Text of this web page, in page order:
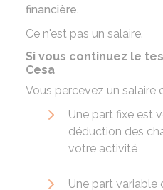
financière.
Ce n'est pas un salaire.
Si vous continuez le
Cesa
Vous percevez un salaire
Une part fixe est
déduction des
votre activité
Une part variable